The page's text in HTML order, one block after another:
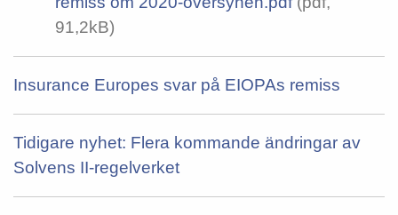
91,2kB)
Insurance Europes svar på EIOPAs remiss
Tidigare nyhet: Flera kommande ändringar av
Solvens II-regelverket